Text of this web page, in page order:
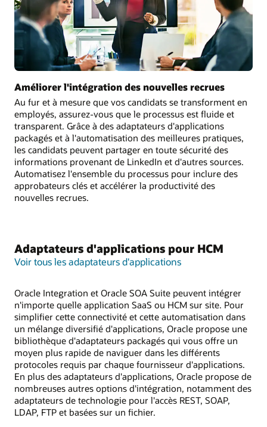
Améliorer l'intégration des nouvelles recrues
Au fur et à mesure que vos candidats se transforment en
employés, assurez-vous que le processus est fluide et
transparent. Grâce à des adaptateurs d'applications
packagés et à l'automatisation des meilleures pratiques,
les candidats peuvent partager en toute sécurité des
informations provenant de LinkedIn et d'autres sources.
Automatisez l'ensemble du processus pour inclure des
approbateurs clés et accélérer la productivité des
nouvelles recrues.
Adaptateurs d'applications pour HCM
Voir tous les adaptateurs d'applications
Oracle Integration et Oracle SOA Suite peuvent intégrer
n'importe quelle application SaaS ou HCM sur site. Pour
simplifier cette connectivité et cette automatisation dans
un mélange diversifié d'applications, Oracle propose une
bibliothèque d'adaptateurs packagés qui vous offre un
moyen plus rapide de naviguer dans les différents
protocoles requis par chaque fournisseur d'applications.
En plus des adaptateurs d'applications, Oracle propose de
nombreuses autres options d'intégration, notamment des
adaptateurs de technologie pour l'accès REST, SOAP,
LDAP, FTP et basées sur un fichier.